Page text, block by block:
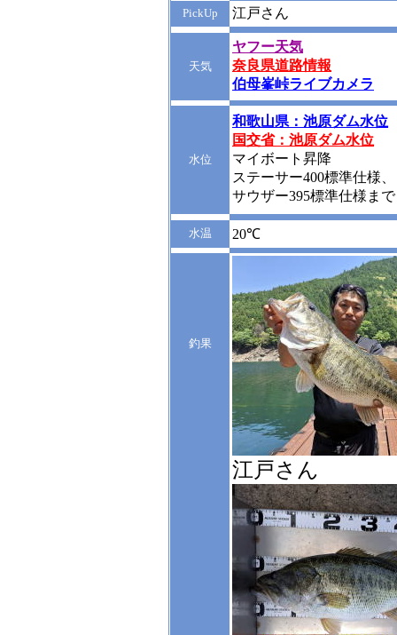
PickUp 江戸さん
天気
ヤフー天気
奈良県道路情報
伯母峯峠ライブカメラ
水位
和歌山県：池原ダム水位
国交省：池原ダム水位
マイボート昇降
ステーサー400標準仕様、
サウザー395標準仕様まで
水温 20℃
釣果
江戸さん